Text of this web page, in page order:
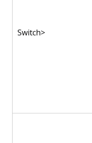
Switch>